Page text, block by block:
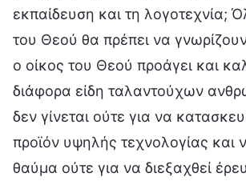
εκπαίδευση και τη λογοτεχνία;
του Θεού θα πρέπει να
ο οίκος του Θεού προάγει και
διάφορα είδη ταλαντούχων
δεν γίνεται ούτε για να
προϊόν υψηλής τεχνολογίας και
θαύμα ούτε για να διεξαχθεί